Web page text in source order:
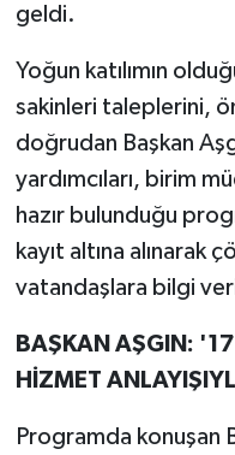
geldi.
Yoğun katılımın
sakinleri taleplerini,
doğrudan Başkan
yardımcıları, birim
hazır bulunduğu
kayıt altına alınarak
vatandaşlara bilgi
BAŞKAN AŞGIN:
HİZMET
Programda konuşan